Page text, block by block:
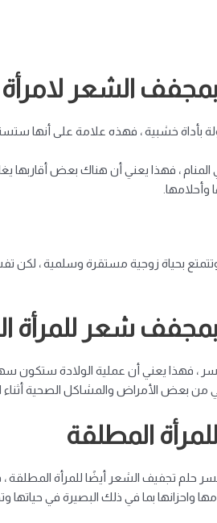
الشعر
بأداة خشبية ، فهذه علامة على أنها
، فهذا يعني أن هناك بعض أقاربها
وأحلامها.
بحياة زوجية مستقرة وسلمية ، لكن
شعر للمرأة
، فهذا يعني أن عملية الولادة
من بعض الأمراض والمشاكل الصحية
المطلقة
حلم تجفيف الشعر أيضًا للمرأة المطلقة
بما في ذلك البصيرة في حياتها